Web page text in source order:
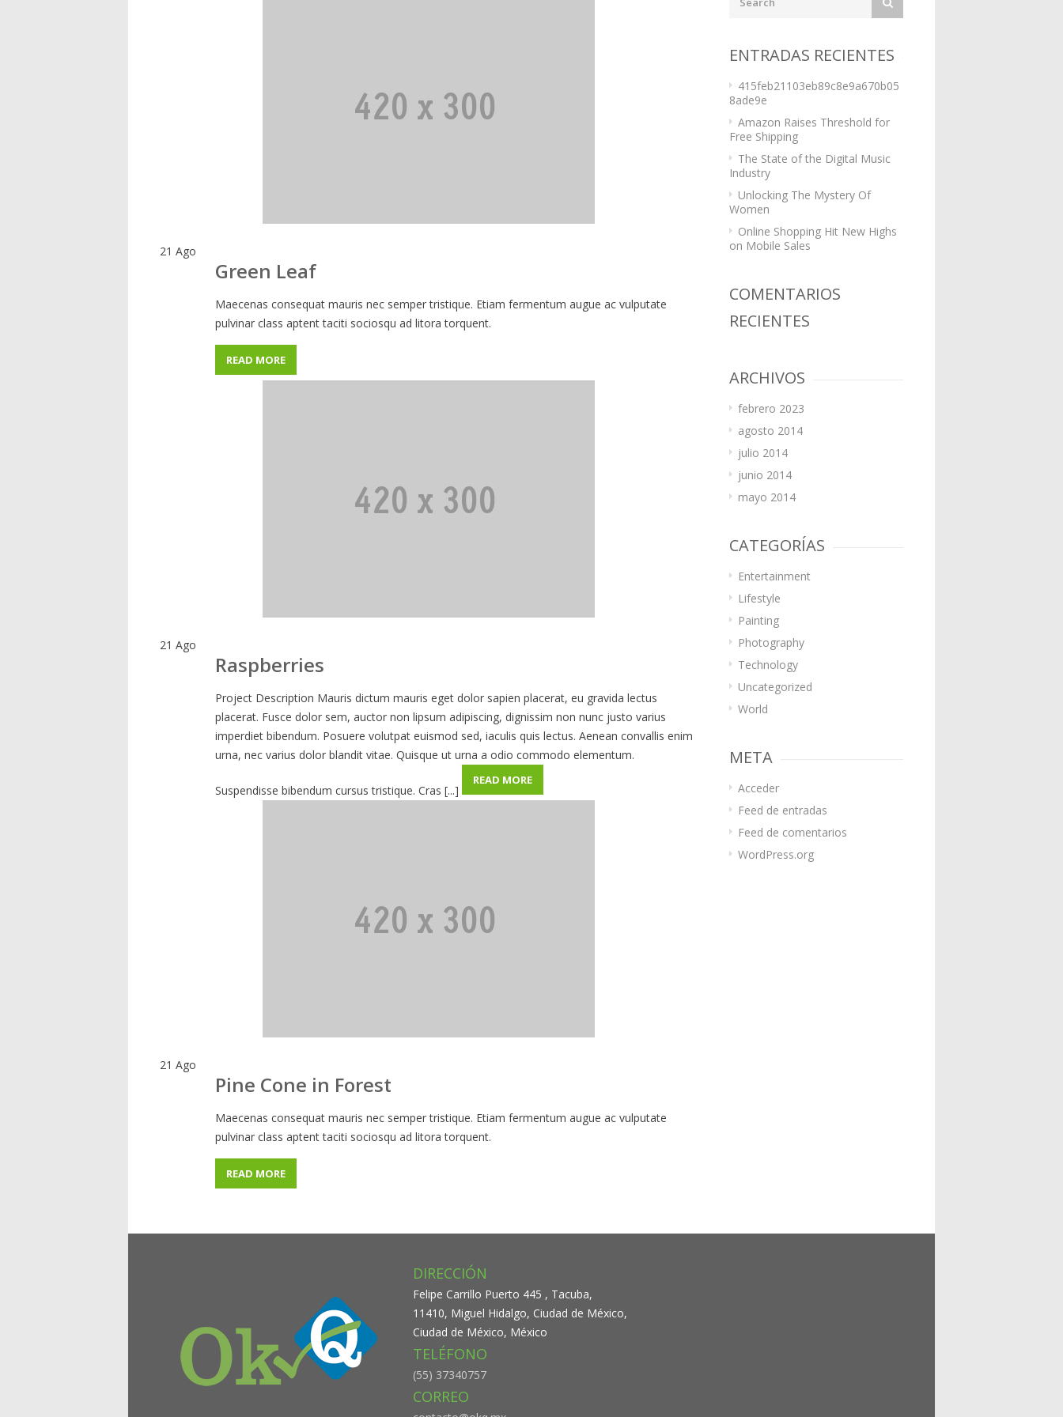
21 Ago
Green Leaf
Maecenas consequat mauris nec semper tristique. Etiam fermentum augue ac vulputate
pulvinar class aptent taciti sociosqu ad litora torquent.
READ MORE
21 Ago
Raspberries
Project Description Mauris dictum mauris eget dolor sapien placerat, eu gravida lectus
placerat. Fusce dolor sem, auctor non lipsum adipiscing, dignissim non nunc justo varius
imperdiet bibendum. Posuere volutpat euismod sed, iaculis quis lectus. Aenean convallis enim
urna, nec varius dolor blandit vitae. Quisque ut urna a odio commodo elementum.
Suspendisse bibendum cursus tristique. Cras [...]
READ MORE
21 Ago
Pine Cone in Forest
Maecenas consequat mauris nec semper tristique. Etiam fermentum augue ac vulputate
pulvinar class aptent taciti sociosqu ad litora torquent.
READ MORE
ENTRADAS RECIENTES
415feb21103eb89c8e9a670b05
8ade9e
Amazon Raises Threshold for
Free Shipping
The State of the Digital Music
Industry
Unlocking The Mystery Of
Women
Online Shopping Hit New Highs
on Mobile Sales
COMENTARIOS
RECIENTES
ARCHIVOS
febrero 2023
agosto 2014
julio 2014
junio 2014
mayo 2014
CATEGORÍAS
Entertainment
Lifestyle
Painting
Photography
Technology
Uncategorized
World
META
Acceder
Feed de entradas
Feed de comentarios
WordPress.org
DIRECCIÓN
Felipe Carrillo Puerto 445 , Tacuba,
11410, Miguel Hidalgo, Ciudad de México,
Ciudad de México, México
TELÉFONO
(55) 37340757
CORREO